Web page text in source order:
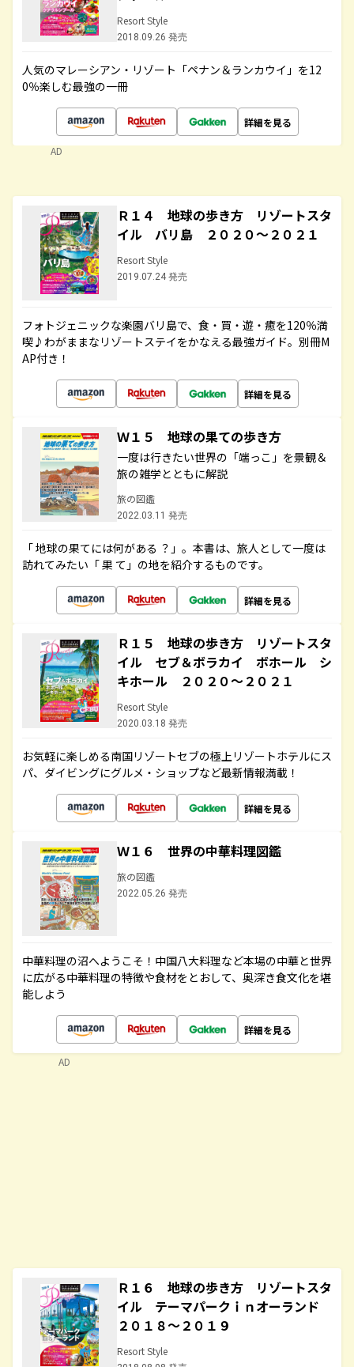
Resort Style
2018.09.26 発売
人気のマレーシアン・リゾート「ペナン＆ランカウイ」を12
0％楽しむ最強の一冊
詳細を見る
AD
Ｒ１４ 地球の歩き方 リゾートスタ
イル バリ島 ２０２０～２０２１
Resort Style
2019.07.24 発売
フォトジェニックな楽園バリ島で、食・買・遊・癒を120％満
喫♪わがままなリゾートステイをかなえる最強ガイド。別冊M
AP付き！
詳細を見る
Ｗ１５ 地球の果ての歩き方
一度は行きたい世界の「端っこ」を景観＆
旅の雑学とともに解説
旅の図鑑
2022.03.11 発売
「 地球の果てには何がある ？」。本書は、旅人として一度は
訪れてみたい「 果 て」の地を紹介するものです。
詳細を見る
Ｒ１５ 地球の歩き方 リゾートスタ
イル セブ＆ボラカイ ボホール シ
キホール ２０２０～２０２１
Resort Style
2020.03.18 発売
お気軽に楽しめる南国リゾートセブの極上リゾートホテルにス
パ、ダイビングにグルメ・ショップなど最新情報満載！
詳細を見る
Ｗ１６ 世界の中華料理図鑑
旅の図鑑
2022.05.26 発売
中華料理の沼へようこそ！中国八大料理など本場の中華と世界
に広がる中華料理の特徴や食材をとおして、奥深き食文化を堪
能しよう
詳細を見る
Ｒ１６ 地球の歩き方 リゾートスタ
イル テーマパークｉｎオーランド
２０１８～２０１９
Resort Style
AD